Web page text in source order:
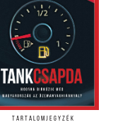
TARTALOMJEGYZÉK